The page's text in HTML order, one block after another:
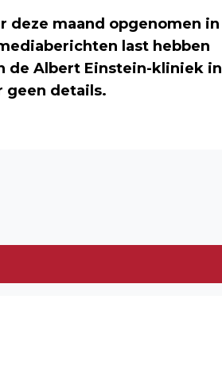
deze maand opgenomen in
last hebben
de Albert Einstein-kliniek in
geen details.